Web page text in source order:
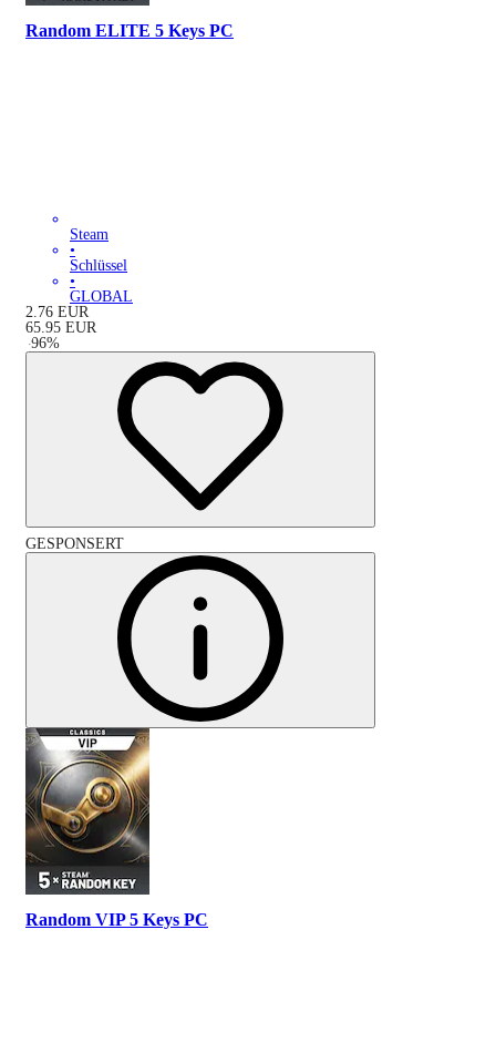
Random ELITE 5 Keys PC
Steam
•
Schlüssel
•
GLOBAL
2.76 EUR
65.95 EUR
-96%
GESPONSERT
Random VIP 5 Keys PC